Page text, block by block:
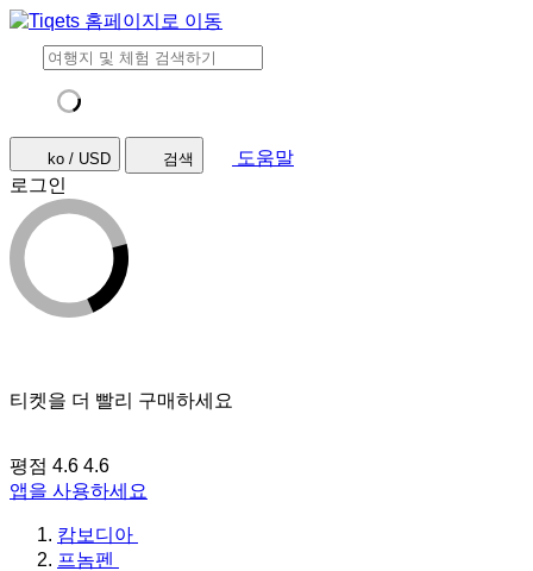
ko / USD 검색
도움말
로그인
티켓을 더 빨리 구매하세요
평점 4.6 4.6
앱을 사용하세요
캄보디아
프놈펜